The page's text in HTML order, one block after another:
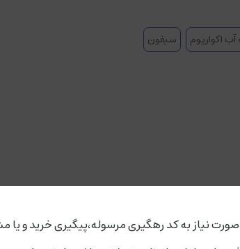
اکواریوم سیفون
نیاز به کد رهگیری مرسوله،پیگیری خرید و یا